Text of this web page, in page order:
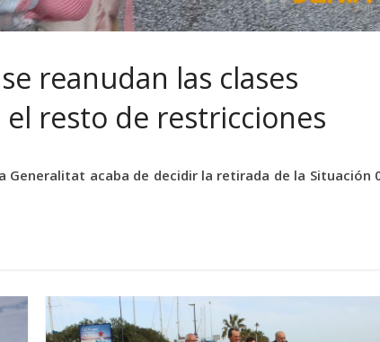
reanudan las clases
resto de restricciones
Generalitat acaba de decidir la retirada de la Situación